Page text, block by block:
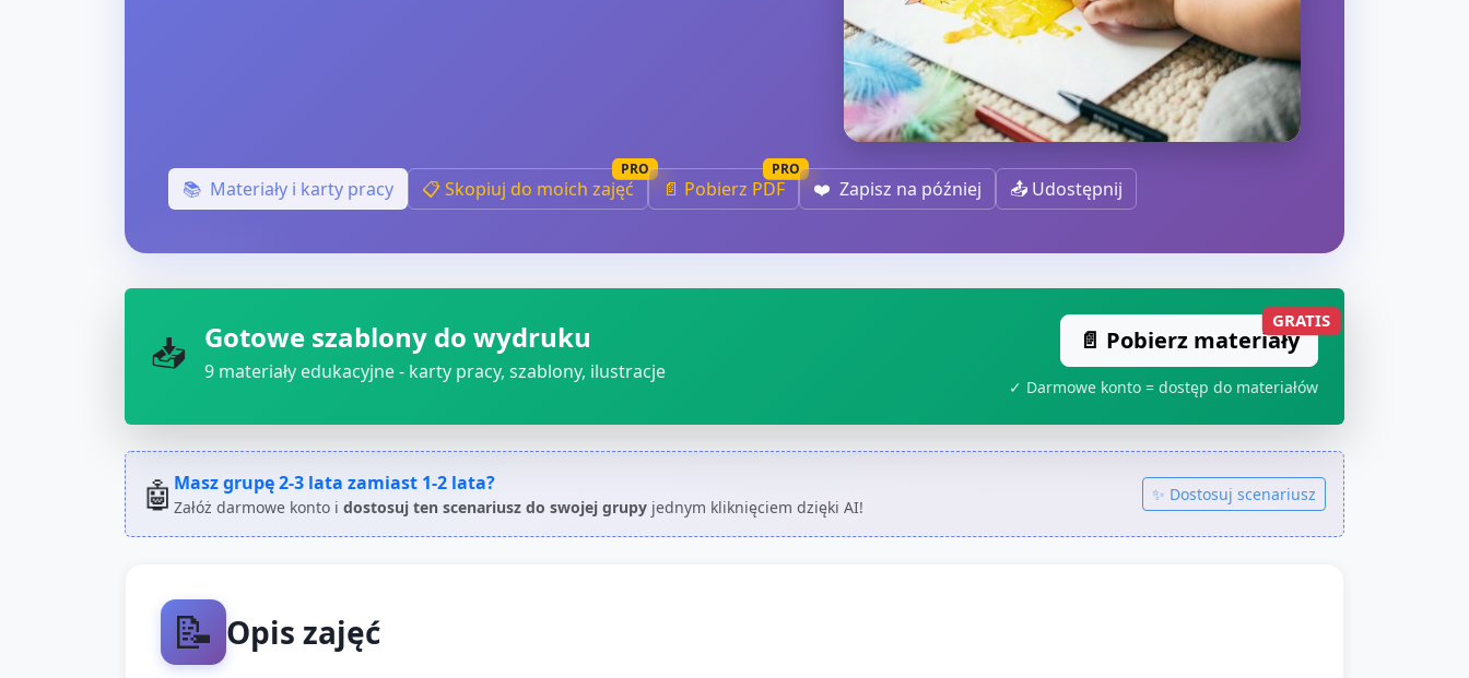
📚 Materiały i karty pracy 📋 Skopiuj do moich zajęć
PRO
📄 Pobierz PDF
PRO
❤️ Zapisz na później 📤 Udostępnij
📥 Gotowe szablony do wydruku
9 materiały edukacyjne - karty pracy, szablony, ilustracje
📄 Pobierz materiały
GRATIS
✓ Darmowe konto = dostęp do materiałów
🤖Masz grupę2-3 lata zamiast 1-2 lata?
Załóż darmowe konto i dostosuj ten scenariusz do swojej grupy jednym kliknięciem dzięki AI!
✨ Dostosuj scenariusz
📝 Opis zajęć